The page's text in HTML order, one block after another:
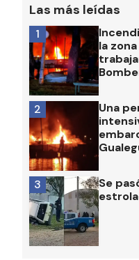
Las más leídas
la
1
Una
2
Se
3